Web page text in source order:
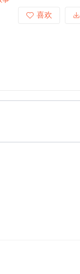
喜欢